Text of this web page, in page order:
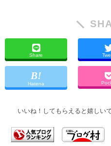
Share
Hatena
いいね！してもらえると嬉しい